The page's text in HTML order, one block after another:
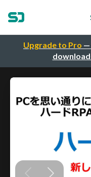
Upgrade to Pro —